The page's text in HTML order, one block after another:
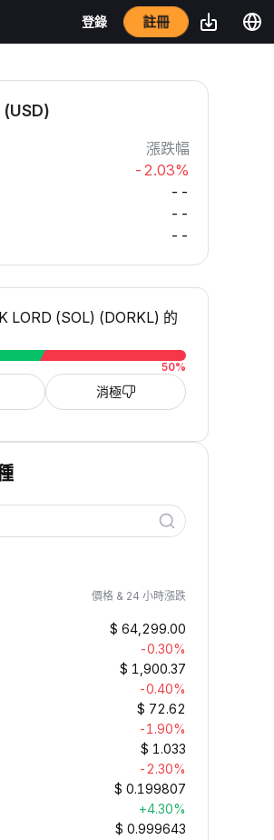
登錄 註冊
漲跌幅
-2.03%
--
--
--
LORD (SOL) (DORKL) 的
50%
消極
價格 & 24 小時漲跌
$ 64,299.00
-0.30%
$ 1,900.37
-0.40%
$ 72.62
-1.90%
$ 1.033
-2.30%
$ 0.199807
+4.30%
$ 0.999643